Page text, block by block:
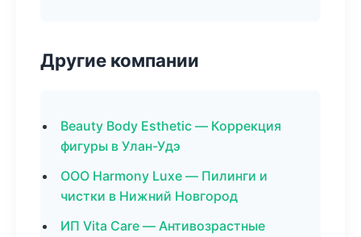
Другие компании
Beauty Body Esthetic — Коррекция
фигуры в Улан-Удэ
ООО Harmony Luxe — Пилинги и
чистки в Нижний Новгород
ИП Vita Care — Антивозрастные